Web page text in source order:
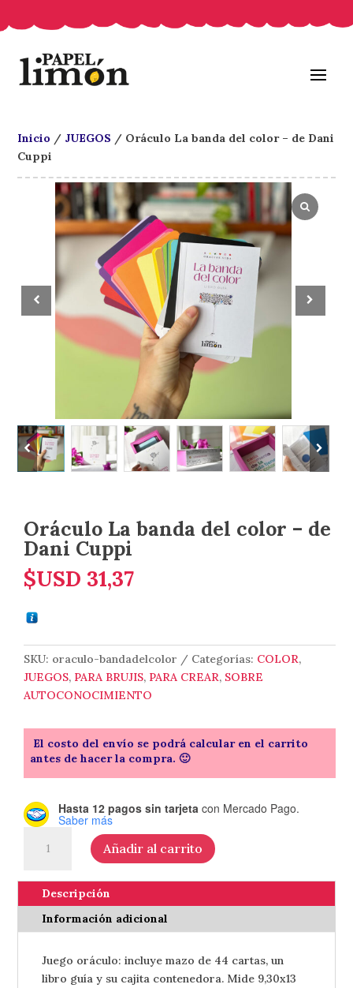
Inicio / JUEGOS / Oráculo La banda del color – de Dani
Cuppi
Oráculo La banda del color – de
Dani Cuppi
$USD 31,37
SKU: oraculo-bandadelcolor Categorías: COLOR,
JUEGOS, PARA BRUJIS, PARA CREAR, SOBRE
AUTOCONOCIMIENTO
El costo del envío se podrá calcular en el carrito
antes de hacer la compra. 🙂
Hasta 12 pagos sin tarjeta con Mercado Pago.
Saber más
color
Dani
Cuppi
Añadir al carrito
Descripción
Información adicional
Juego oráculo: incluye mazo de 44 cartas, un
libro guía y su cajita contenedora. Mide 9,30x13